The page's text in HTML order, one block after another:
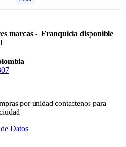
marcas - Franquicia disponible
por unidad contactenos para
Datos